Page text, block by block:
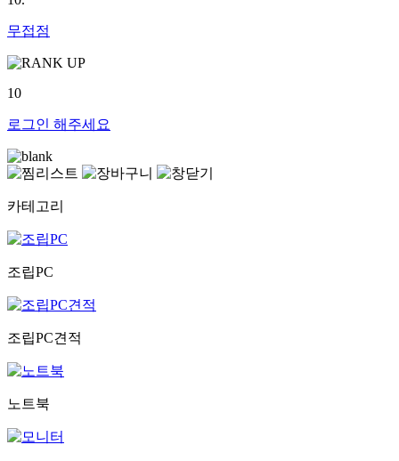
무접점
10
로그인 해주세요
카테고리
조립PC
조립PC견적
노트북